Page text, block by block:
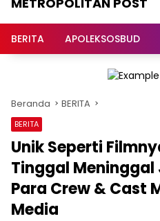
BERITA APOLEKSOSBUD
Beranda BERITA
BERITA
Unik Seperti
Tinggal
Para Crew & Cast
Media